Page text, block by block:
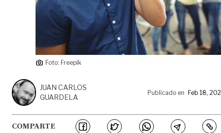
Foto: Freepik
JUAN CARLOS
GUARDELA
Publicado en Feb 18,
COMPARTE